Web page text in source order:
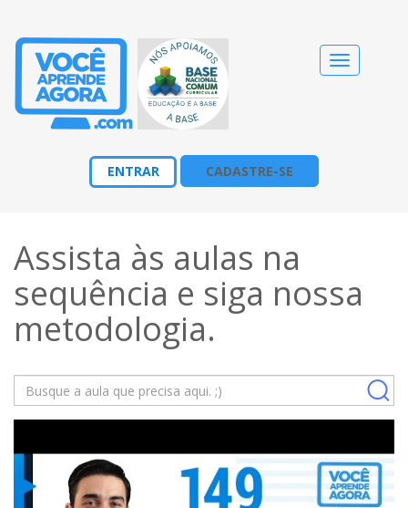
Alternar
navegação
ENTRAR CADASTRE-SE
Assista às aulas na
sequência e siga nossa
metodologia.